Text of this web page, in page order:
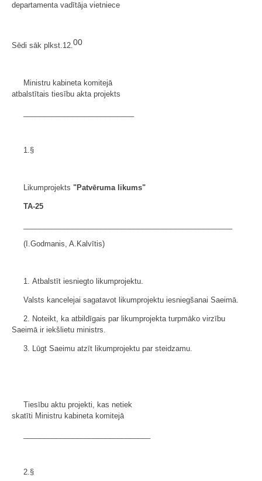
departamenta vadītāja vietniece
Sēdi sāk plkst.12.00
Ministru kabineta komitejā
atbalstītais tiesību akta projekts
1.§
Likumprojekts "Patvēruma likums"
TA-25
(I.Godmanis, A.Kalvītis)
1. Atbalstīt iesniegto likumprojektu.
Valsts kancelejai sagatavot likumprojektu iesniegšanai Saeimā.
2. Noteikt, ka atbildīgais par likumprojekta turpmāko virzību
Saeimā ir iekšlietu ministrs.
3. Lūgt Saeimu atzīt likumprojektu par steidzamu.
Tiesību aktu projekti, kas netiek
skatīti Ministru kabineta komitejā
2.§